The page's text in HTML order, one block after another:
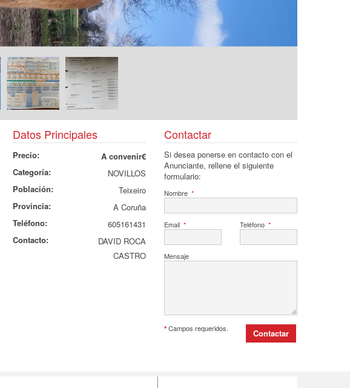
Datos Principales
Precio:
A convenir€
Categoría:
NOVILLOS
Población:
Teixeiro
Provincia:
A Coruña
Teléfono:
605161431
Contacto:
DAVID ROCA
CASTRO
Contactar
Si desea ponerse en contacto con el
Anunciante, rellene el siguiente
formulario:
Nombre *
Email * Teléfono *
Mensaje
* Campos requeridos.